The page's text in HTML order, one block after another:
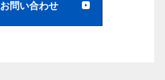
お問い合わせ